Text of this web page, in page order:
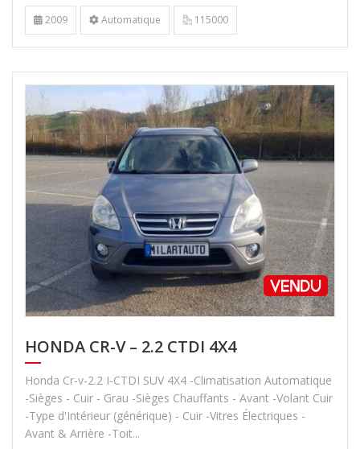
2009 Automatique 115000
HONDA CR-V – 2.2 CTDI 4X4
Honda Cr-v-2.2 I-CTDI SUV 4X4 -Climatisation Automatique
-Sièges - Cuir - Grau -Sièges Chauffants - Avant -Volant Cuir
-Type d'Intérieur (générique) - Cuir -Vitres Électriques -
Avant & Arrière -Toit...